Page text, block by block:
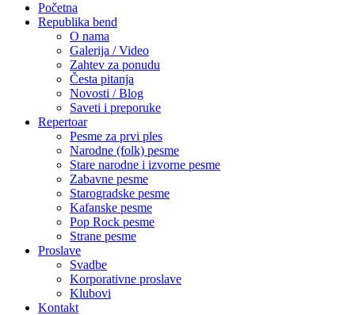
Početna
Republika bend
O nama
Galerija / Video
Zahtev za ponudu
Česta pitanja
Novosti / Blog
Saveti i preporuke
Repertoar
Pesme za prvi ples
Narodne (folk) pesme
Stare narodne i izvorne pesme
Zabavne pesme
Starogradske pesme
Kafanske pesme
Pop Rock pesme
Strane pesme
Proslave
Svadbe
Korporativne proslave
Klubovi
Kontakt